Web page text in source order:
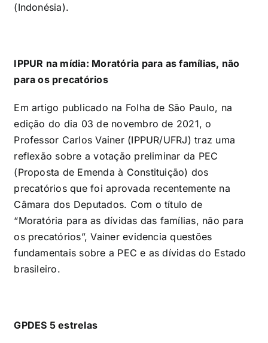
(Indonésia).
IPPUR na mídia: Moratória para as famílias, não
para os precatórios
Em artigo publicado na Folha de São Paulo, na
edição do dia 03 de novembro de 2021, o
Professor Carlos Vainer (IPPUR/UFRJ) traz uma
reflexão sobre a votação preliminar da PEC
(Proposta de Emenda à Constituição) dos
precatórios que foi aprovada recentemente na
Câmara dos Deputados. Com o título de
“Moratória para as dívidas das famílias, não para
os precatórios”, Vainer evidencia questões
fundamentais sobre a PEC e as dívidas do Estado
brasileiro.
GPDES 5 estrelas